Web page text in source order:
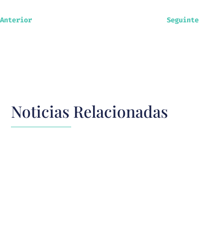
Anterior Seguinte
Noticias Relacionadas